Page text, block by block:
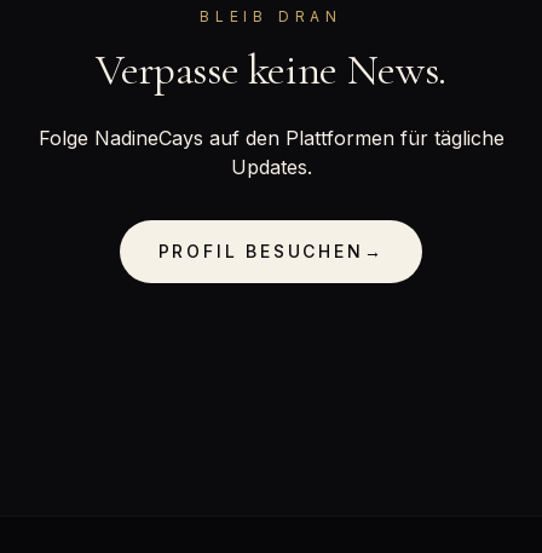
BLEIB DRAN
Verpasse keine News.
Folge NadineCays auf den Plattformen für tägliche
Updates.
PROFIL BESUCHEN →